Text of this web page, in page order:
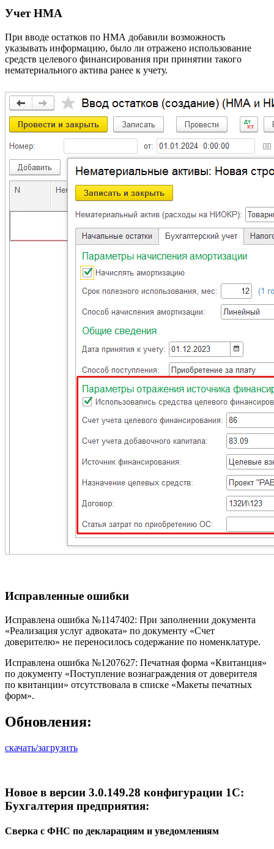
Учет НМА
При вводе остатков по НМА добавили возможность
указывать информацию, было ли отражено использование
средств целевого финансирования при принятии такого
нематериального актива ранее к учету.
Исправленные ошибки
Исправлена ошибка №1147402: При заполнении документа
«Реализация услуг адвоката» по документу «Счет
доверителю» не переносилось содержание по номенклатуре.
Исправлена ошибка №1207627: Печатная форма «Квитанция»
по документу «Поступление вознаграждения от доверителя
по квитанции» отсутствовала в списке «Макеты печатных
форм».
Обновления:
скачать/загрузить
Новое в версии 3.0.149.28 конфигурации 1С:
Бухгалтерия предприятия:
Сверка с ФНС по декларациям и уведомлениям